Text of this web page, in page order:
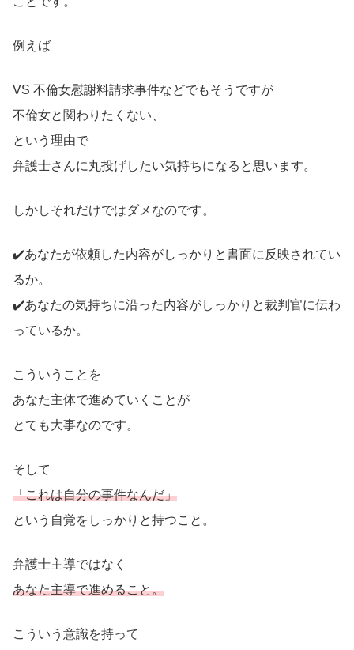
例えば
VS 不倫女慰謝料請求事件などでもそうですが
不倫女と関わりたくない、
という理由で
弁護士さんに丸投げしたい気持ちになると思います。
しかしそれだけではダメなのです。
✔️あなたが依頼した内容がしっかりと書面に反映されてい
るか。
✔️あなたの気持ちに沿った内容がしっかりと裁判官に伝わ
っているか。
こういうことを
あなた主体で進めていくことが
とても大事なのです。
そして
「これは自分の事件なんだ」
という自覚をしっかりと持つこと。
弁護士主導ではなく
あなた主導で進めること。
こういう意識を持って